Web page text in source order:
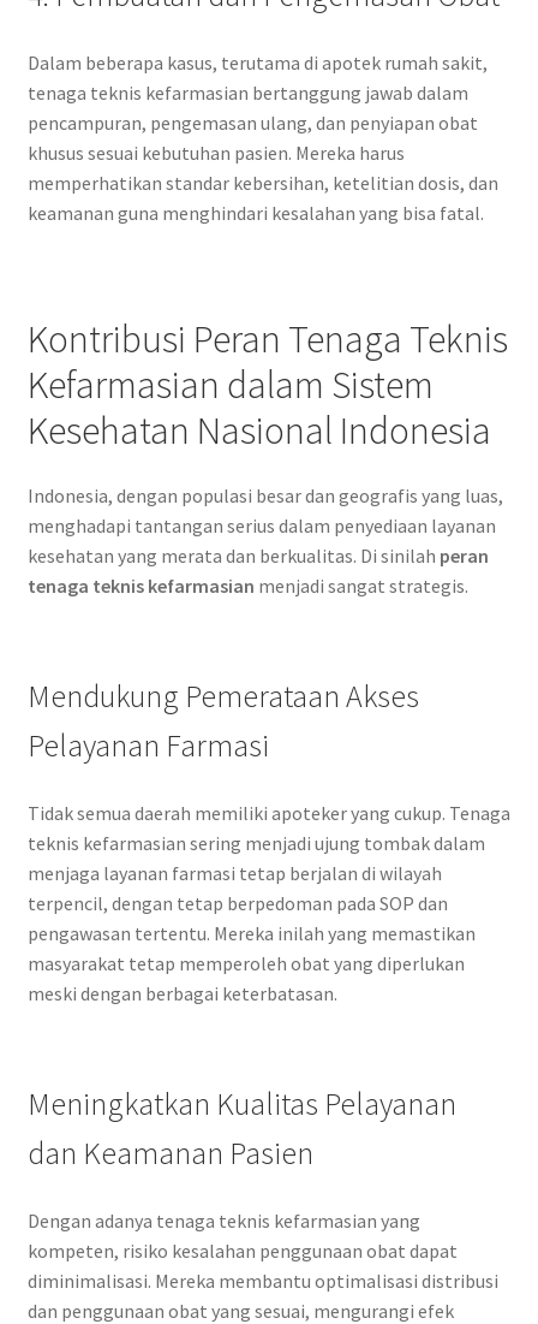
Dalam beberapa kasus, terutama di apotek rumah sakit,
tenaga teknis kefarmasian bertanggung jawab dalam
pencampuran, pengemasan ulang, dan penyiapan obat
khusus sesuai kebutuhan pasien. Mereka harus
memperhatikan standar kebersihan, ketelitian dosis, dan
keamanan guna menghindari kesalahan yang bisa fatal.
Kontribusi Peran Tenaga Teknis
Kefarmasian dalam Sistem
Kesehatan Nasional Indonesia
Indonesia, dengan populasi besar dan geografis yang luas,
menghadapi tantangan serius dalam penyediaan layanan
kesehatan yang merata dan berkualitas. Di sinilah peran
tenaga teknis kefarmasian menjadi sangat strategis.
Mendukung Pemerataan Akses
Pelayanan Farmasi
Tidak semua daerah memiliki apoteker yang cukup. Tenaga
teknis kefarmasian sering menjadi ujung tombak dalam
menjaga layanan farmasi tetap berjalan di wilayah
terpencil, dengan tetap berpedoman pada SOP dan
pengawasan tertentu. Mereka inilah yang memastikan
masyarakat tetap memperoleh obat yang diperlukan
meski dengan berbagai keterbatasan.
Meningkatkan Kualitas Pelayanan
dan Keamanan Pasien
Dengan adanya tenaga teknis kefarmasian yang
kompeten, risiko kesalahan penggunaan obat dapat
diminimalisasi. Mereka membantu optimalisasi distribusi
dan penggunaan obat yang sesuai, mengurangi efek